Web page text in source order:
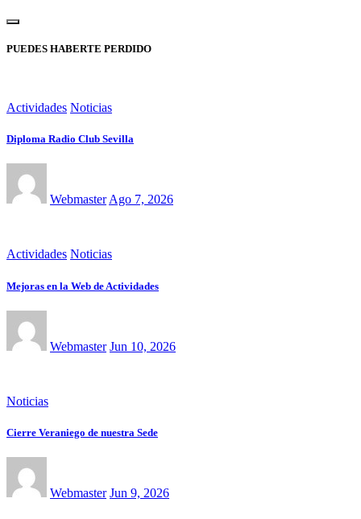
PUEDES HABERTE PERDIDO
Actividades Noticias
Diploma Radio Club Sevilla
WebmasterAgo 7, 2026
Actividades Noticias
Mejoras en la Web de Actividades
Webmaster Jun 10, 2026
Noticias
Cierre Veraniego de nuestra Sede
Webmaster Jun 9, 2026